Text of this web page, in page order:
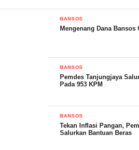
adalah Satresnarkoba dan dipimpin
masyarakat Dusun Paneongan, Pekon
Padang,” kata Iptu M. Yusuf.
BANSOS
Mengenang Dana Bansos
BANSOS
Pemdes Tanjungjaya
Pada 953 KPM
BANSOS
Tekan Inflasi Pangan,
Salurkan Bantuan Beras